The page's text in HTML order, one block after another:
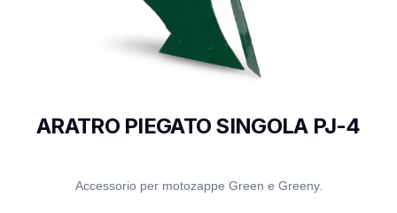
ARATRO PIEGATO SINGOLA PJ-4
Accessorio per motozappe Green e Greeny.